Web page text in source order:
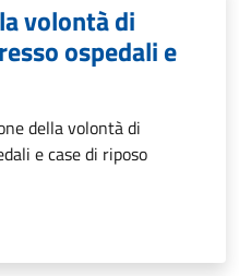
volontà di
ospedali e
della volontà di
e case di riposo